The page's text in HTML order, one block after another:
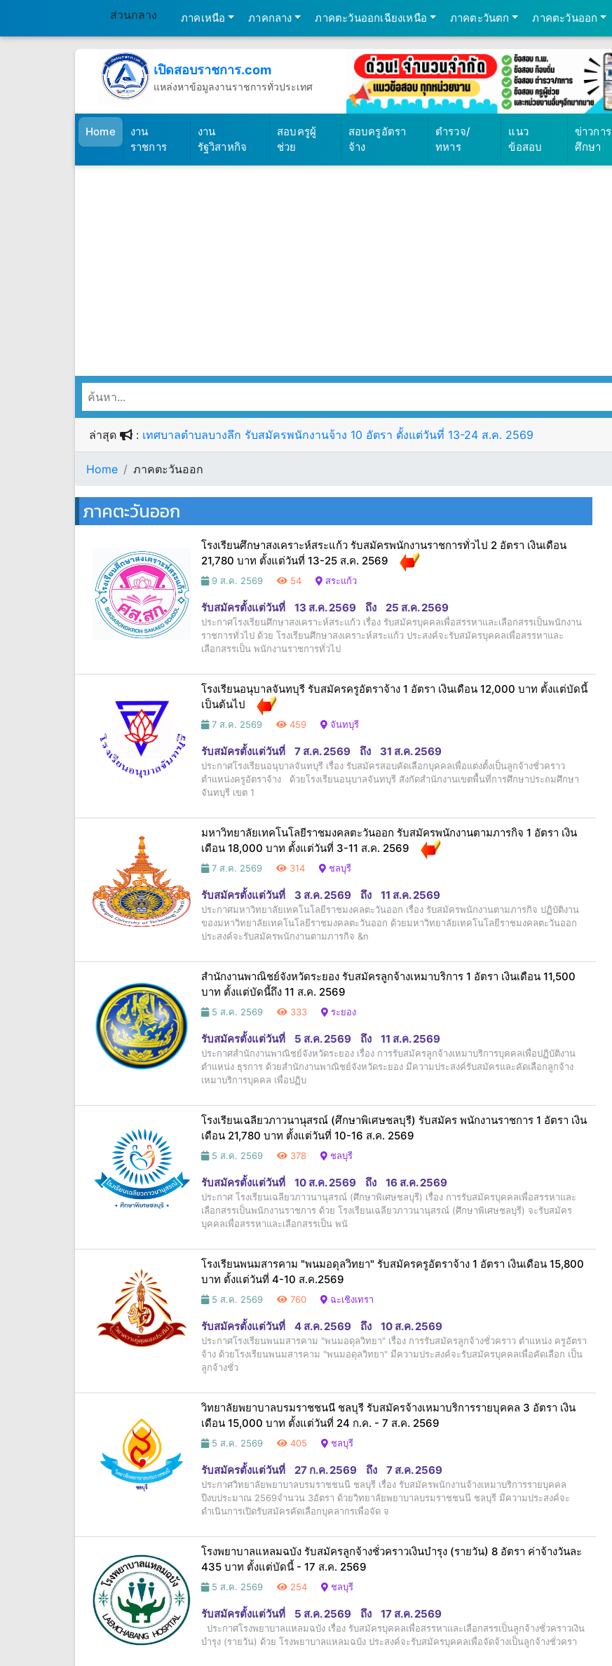
ส่วนกลาง ภาคเหนือ ภาคกลาง ภาคตะวันออกเฉียงเหนือ ภาคตะวันตก ภาคตะวันออก
เปิดสอบราชการ.com
แหล่งหาข้อมูลงานราชการทั่วประเทศ
Home(เปิดสอบราชการ)
งาน
ราชการ
งาน
รัฐวิสาหกิจ
สอบครูผู้
ช่วย
สอบครูอัตรา
จ้าง
ตำรวจ/
ทหาร
แนว
ข้อสอบ
ข่าวการ
ศึกษา
ล่าสุด : เทศบาลตำบลบางลึก รับสมัครพนักงานจ้าง 10 อัตรา ตั้งแต่วันที่ 13-24 ส.ค. 2569
Home ภาคตะวันออก
ภาคตะวันออก
โรงเรียนศึกษาสงเคราะห์สระแก้ว รับสมัครพนักงานราชการทั่วไป 2 อัตรา เงินเดือน
21,780 บาท ตั้งแต่วันที่ 13-25 ส.ค. 2569
9 ส.ค. 2569 54 สระแก้ว
รับสมัครตั้งแต่วันที่ 13 ส.ค. 2569 ถึง 25 ส.ค. 2569
ประกาศโรงเรียนศึกษาสงเคราะห์สระแก้ว เรื่อง รับสมัครบุคคลเพื่อสรรหาและเลือกสรรเป็นพนักงาน
ราชการทั่วไป ด้วย โรงเรียนศึกษาสงเคราะห์สระแก้ว ประสงค์จะรับสมัครบุคคลเพื่อสรรหาและ
เลือกสรรเป็น พนักงานราชการทั่วไป
โรงเรียนอนุบาลจันทบุรี รับสมัครครูอัตราจ้าง 1 อัตรา เงินเดือน 12,000 บาท ตั้งแต่บัดนี้
เป็นต้นไป
7 ส.ค. 2569 459 จันทบุรี
รับสมัครตั้งแต่วันที่ 7 ส.ค. 2569 ถึง 31 ส.ค. 2569
ประกาศโรงเรียนอนุบาลจันทบุรี เรื่อง รับสมัครสอบคัดเลือกบุคคลเพื่อแต่งตั้งเป็นลูกจ้างชั่วคราว
ตำแหน่งครูอัตราจ้าง ด้วยโรงเรียนอนุบาลจันทบุรี สังกัดสำนักงานเขตพื้นที่การศึกษาประถมศึกษา
จันทบุรี เขต 1
มหาวิทยาลัยเทคโนโลยีราชมงคลตะวันออก รับสมัครพนักงานตามภารกิจ 1 อัตรา เงิน
เดือน 18,000 บาท ตั้งแต่วันที่ 3-11 ส.ค. 2569
7 ส.ค. 2569 314 ชลบุรี
รับสมัครตั้งแต่วันที่ 3 ส.ค. 2569 ถึง 11 ส.ค. 2569
ประกาศมหาวิทยาลัยเทคโนโลยีราชมงคลตะวันออก เรื่อง รับสมัครพนักงานตามภารกิจ ปฏิบัติงาน
ของมหาวิทยาลัยเทคโนโลยีราชมงคลตะวันออก ด้วยมหาวิทยาลัยเทคโนโลยีราชมงคลตะวันออก
ประสงค์จะรับสมัครพนักงานตามภารกิจ &n
สำนักงานพาณิชย์จังหวัดระยอง รับสมัครลูกจ้างเหมาบริการ 1 อัตรา เงินเดือน 11,500
บาท ตั้งแต่บัดนี้ถึง 11 ส.ค. 2569
5 ส.ค. 2569 333 ระยอง
รับสมัครตั้งแต่วันที่ 5 ส.ค. 2569 ถึง 11 ส.ค. 2569
ประกาศสำนักงานพาณิชย์จังหวัดระยอง เรื่อง การรับสมัครลูกจ้างเหมาบริการบุคคลเพื่อปฏิบัติงาน
ตำแหน่ง ธุรการ ด้วยสำนักงานพาณิชย์จังหวัดระยอง มีความประสงค์รับสมัครและคัดเลือกลูกจ้าง
เหมาบริการบุคคล เพื่อปฏิบ
โรงเรียนเฉลียวภาวนานุสรณ์ (ศึกษาพิเศษชลบุรี) รับสมัคร พนักงานราชการ 1 อัตรา เงิน
เดือน 21,780 บาท ตั้งแต่วันที่ 10-16 ส.ค. 2569
5 ส.ค. 2569 378 ชลบุรี
รับสมัครตั้งแต่วันที่ 10 ส.ค. 2569 ถึง 16 ส.ค. 2569
ประกาศ โรงเรียนเฉลียวภาวนานุสรณ์ (ศึกษาพิเศษชลบุรี) เรื่อง การรับสมัครบุคคลเพื่อสรรหาและ
เลือกสรรเป็นพนักงานราชการ ด้วย โรงเรียนเฉลียวภาวนานุสรณ์ (ศึกษาพิเศษชลบุรี) จะรับสมัคร
บุคคลเพื่อสรรหาและเลือกสรรเป็น พนั
โรงเรียนพนมสารคาม "พนมอดุลวิทยา" รับสมัครครูอัตราจ้าง 1 อัตรา เงินเดือน 15,800
บาท ตั้งแต่วันที่ 4-10 ส.ค.2569
5 ส.ค. 2569 760 ฉะเชิงเทรา
รับสมัครตั้งแต่วันที่ 4 ส.ค. 2569 ถึง 10 ส.ค. 2569
ประกาศโรงเรียนพนมสารคาม "พนมอดุลวิทยา" เรื่อง การรับสมัครลูกจ้างชั่วคราว ตำแหน่ง ครูอัตรา
จ้าง ด้วยโรงเรียนพนมสารคาม "พนมอดุลวิทยา" มีความประสงค์จะรับสมัครบุคคลเพื่อคัดเลือก เป็น
ลูกจ้างชั่ว
วิทยาลัยพยาบาลบรมราชชนนี ชลบุรี รับสมัครจ้างเหมาบริการรายบุคคล 3 อัตรา เงิน
เดือน 15,000 บาท ตั้งแต่วันที่ 24 ก.ค. - 7 ส.ค. 2569
5 ส.ค. 2569 405 ชลบุรี
รับสมัครตั้งแต่วันที่ 27 ก.ค. 2569 ถึง 7 ส.ค. 2569
ประกาศวิทยาลัยพยาบาลบรมราชชนนี ชลบุรี เรื่อง รับสมัครพนักงานจ้างเหมาบริการรายบุคคล
ปีงบประมาณ 2569จำนวน 3อัตรา ด้วยวิทยาลัยพยาบาลบรมราชชนนี ชลบุรี มีความประสงค์จะ
ดำเนินการเปิดรับสมัครคัดเลือกบุคลากรเพื่อจัด จ
โรงพยาบาลแหลมฉบัง รับสมัครลูกจ้างชั่วคราวเงินบำรุง (รายวัน) 8 อัตรา ค่าจ้างวันละ
435 บาท ตั้งแต่บัดนี้ - 17 ส.ค. 2569
5 ส.ค. 2569 254 ชลบุรี
รับสมัครตั้งแต่วันที่ 5 ส.ค. 2569 ถึง 17 ส.ค. 2569
ประกาศโรงพยาบาลแหลมฉบัง เรื่อง รับสมัครบุคคลเพื่อสรรหาและเลือกสรรเป็นลูกจ้างชั่วคราวเงิน
บำรุง (รายวัน) ด้วย โรงพยาบาลแหลมฉบัง ประสงค์จะรับสมัครบุคคลเพื่อจัดจ้างเป็นลูกจ้างชั่วครา